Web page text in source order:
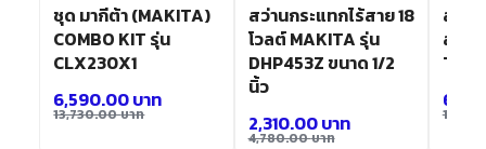
ชุด มากีต้า (MAKITA)
COMBO KIT รุ่น
CLX230X1
13,730.00บาท
6,590.00บาท
สว่านกระแทกไร้สาย 18
โวลต์ MAKITA รุ่น
DHP453Z ขนาด 1/2
นิ้ว
4,780.00บาท
2,310.00บาท
สว่า
สาย